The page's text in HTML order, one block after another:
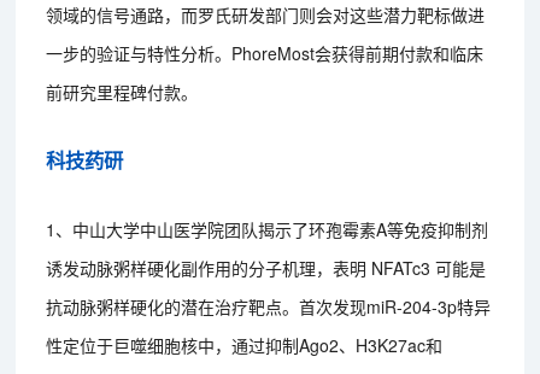
领域的信号通路，而罗氏研发部门则会对这些潜力靶标做进
一步的验证与特性分析。PhoreMost会获得前期付款和临床
前研究里程碑付款。
科技药研
1、中山大学中山医学院团队揭示了环孢霉素A等免疫抑制剂
诱发动脉粥样硬化副作用的分子机理，表明 NFATc3 可能是
抗动脉粥样硬化的潜在治疗靶点。首次发现miR-204-3p特异
性定位于巨噬细胞核中，通过抑制Ago2、H3K27ac和